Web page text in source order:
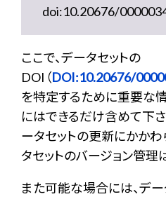
doi:10.20676/
ここで、データセットの
DOI（DOI:10.20676/
を特定するために重要な
にはできるだけ含めて下
ータセットの更新にかか
タセットのバージョン管理
また可能な場合には、デ